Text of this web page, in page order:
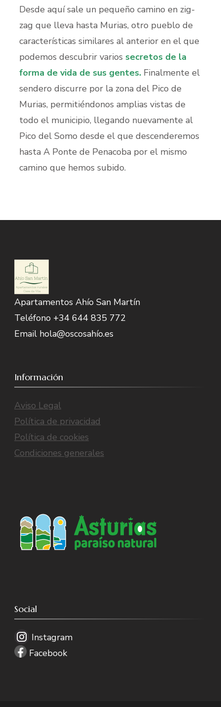
Desde aquí sale un pequeño camino en zig-
zag que lleva hasta Murias, otro pueblo de
características similares al anterior en el que
podemos descubrir varios secretos de la
forma de vida de sus gentes. Finalmente el
sendero discurre por la zona del Pico de
Murias, permitiéndonos amplias vistas de
todo el municipio, llegando nuevamente al
Pico del Somo desde el que descenderemos
hasta A Ponte de Penacoba por el mismo
camino que hemos subido.
Apartamentos Ahío San Martín
Teléfono +34 644 835 772
Email hola@oscosahío.es
Información
Aviso Legal
Política de privacidad
Política de cookies
Condiciones generales
Social
Instagram
Facebook